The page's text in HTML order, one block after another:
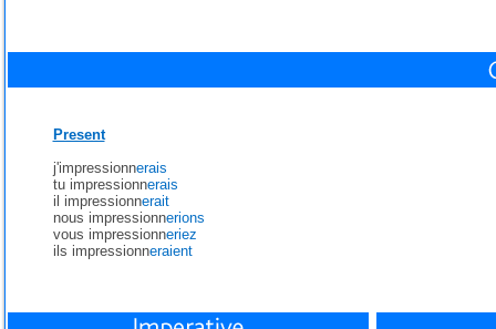
Present
j'impressionnerais
tu impressionnerais
il impressionnerait
nous impressionnerions
vous impressionneriez
ils impressionneraient